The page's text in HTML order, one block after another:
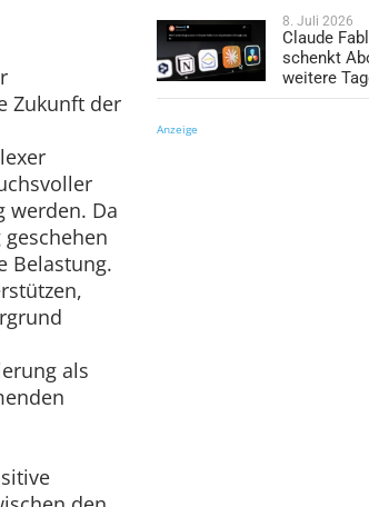
Zukunft der
werden. Da
Belastung.
als
8. Juli 2026
Claude
schenkt
weitere
Anzeige